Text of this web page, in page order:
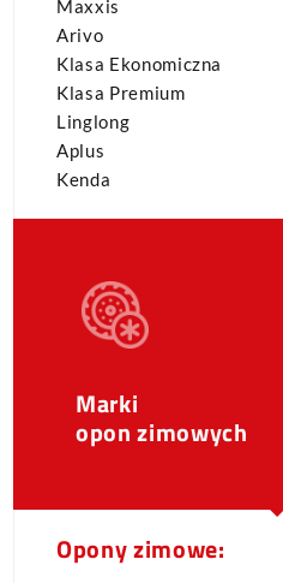
Maxxis
Arivo
Klasa Ekonomiczna
Klasa Premium
Linglong
Aplus
Kenda
Opony zimowe:
Marki
opon zimowych